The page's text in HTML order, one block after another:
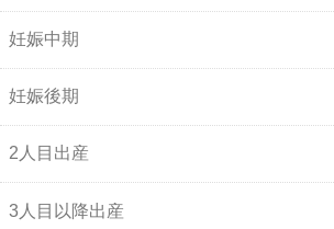
妊娠中期
妊娠後期
2人目出産
3人目以降出産